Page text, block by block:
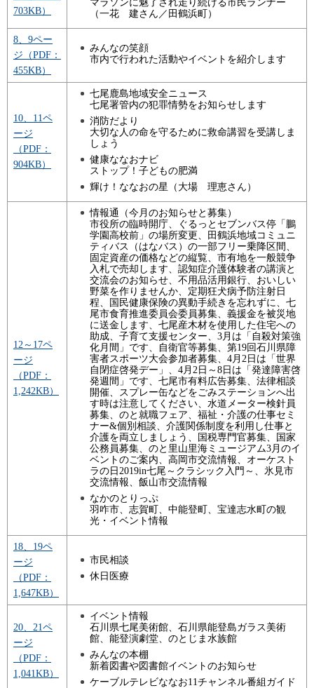
703KB）
マラソンに魅了され走り続ける市民ランナー
（一花 建さん／田鶴浜町）
8、9ペー
ジ（PDF：
455KB）
みんなの笑顔
市内で行われた活動やイベントを紹介します
10、11ペ
ージ
（PDF：
904KB）
七尾鹿島地域安全ニュース
七尾署管内の犯罪情勢をお知らせします
消防だより
大切な人の命を守るために救命講習を受講しま
しょう
健康ななおナビ
ストップ！子どもの肥満
輝け！ななおの星（大場 理恵さん）
12～17ペ
ージ
（PDF：
1,242KB）
情報通（今月のお知らせと募集）
市役所の臨時開庁、ぐるっとセブンバス停「鵬
学園高校前」の場所変更、田鶴浜地域コミュニ
ティバス（はなバス）の一部フリー乗降区間、
固定資産の価格などの縦覧、市有地を一般競争
入札で売却します、認知症介護体験者の講演と
交流会のお知らせ、不用品活用銀行、おいしい
野菜を作りませんか、定期狂犬病予防注射日
程、国民健康保険の異動手続きを忘れずに、七
尾市食育推進委員会委員募集、義援金を被災地
に送金します、七尾産木材を使用した住宅への
助成、子育て支援センター、3月は「自殺対策強
化月間」です、自衛官等募集、第19回石川県障
害者スポーツ大会参加者募集、4月2日は「世界
自閉症啓発デー」、4月2日～8日は「発達障害啓
発週間」です、七尾市有料広告募集、法律相談
開催、スプレー缶などをごみステーションへ出
す時は注意してください、水道メーター検針員
募集、のと就職フェア、福祉・介護の仕事セミ
ナー&個別相談、介護関係制度を利用し仕事と
介護を両立しましょう、国税専門官募集、国家
公務員募集、のと里山里海ミュージアム3月のイ
ベントのご案内、高岡市交流情報、オーケスト
ラの日2019in七尾～クラシック入門～、氷見市
交流情報、飯山市交流情報
なかのとりっぷ
羽咋市、志賀町、中能登町、宝達志水町の観
光・イベント情報
18、19ペ
ージ
（PDF：
1,647KB）
市民相談
休日医療
20、21ペ
ージ
（PDF：
1,041KB）
イベント情報
石川県七尾美術館、石川県能登島ガラス美術
館、能登演劇堂、のとじま水族館
みんなの本棚
新着図書や図書館イベントのお知らせ
ケーブルテレビななお11チャンネル番組ガイド